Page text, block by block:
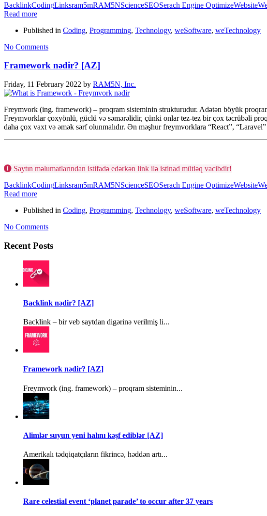
BacklinkCodingLinksram5mRAM5NScienceSEOSerach Engine OptimizeWebsite
Read more
Published in Coding, Programming, Technology, weSoftware, weTechnology
No Comments
Framework nədir? [AZ]
Friday, 11 February 2022 by RAM5N, Inc.
Freymvork (ing. framework) – proqram sisteminin strukturudur. Adətən böyük
Freymvorklar çoxyönlü, güclü və səmərəlidir, çünki onlar tez-tez bir çox təcrübəli
daha çox vaxt və əmək sərf olunmalıdır. Ən məşhur freymvorklara “React”,
Saytın məlumatlarından istifadə edərkən link ilə istinad mütləq vacibdir!
BacklinkCodingLinksram5mRAM5NScienceSEOSerach Engine OptimizeWebsite
Read more
Published in Coding, Programming, Technology, weSoftware, weTechnology
No Comments
Recent Posts
Backlink nədir? [AZ]
Backlink – bir veb saytdan digərinə verilmiş li...
Framework nədir? [AZ]
Freymvork (ing. framework) – proqram sisteminin...
Alimlər suyun yeni halını kəşf ediblər [AZ]
Amerikalı tədqiqatçıların fikrincə, həddən artı...
Rare celestial event ‘planet parade’ to occur after 37 years